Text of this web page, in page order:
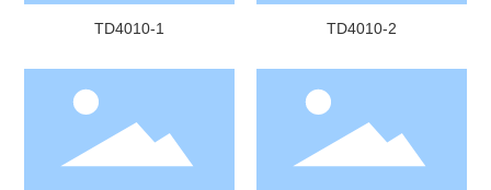
TD4010-1 TD4010-2